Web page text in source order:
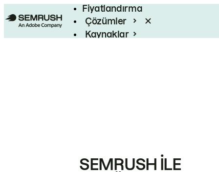
Fiyatlandırma
Çözümler
Kaynaklar
SEMRUSH ILE